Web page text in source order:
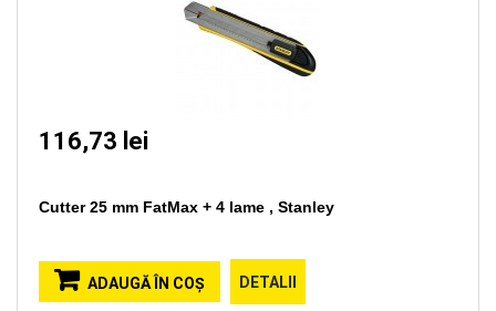
116,73 lei
Cutter 25 mm FatMax + 4 lame , Stanley
ADAUGĂ ÎN COŞ DETALII